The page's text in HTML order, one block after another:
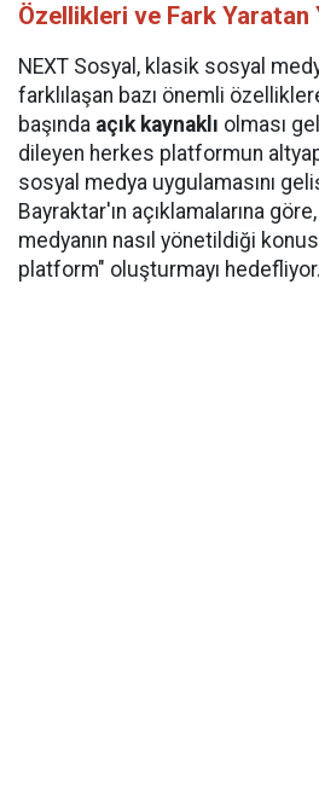
Özellikleri ve Fark Yaratan
NEXT Sosyal, klasik sosyal
farklılaşan bazı önemli
başında açık kaynaklı olması
dileyen herkes platformun
sosyal medya uygulamasını
Bayraktar'ın açıklamalarına
medyanın nasıl yönetildiği
platform" oluşturmayı hedefliyor.